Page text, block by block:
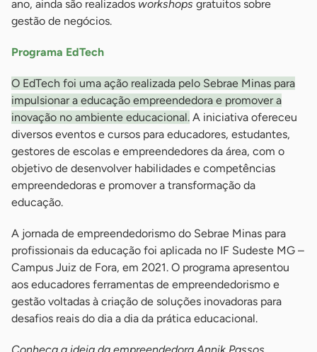
ano, ainda são realizados workshops gratuitos sobre
gestão de negócios.
Programa EdTech
O EdTech foi uma ação realizada pelo Sebrae Minas para
impulsionar a educação empreendedora e promover a
inovação no ambiente educacional. A iniciativa ofereceu
diversos eventos e cursos para educadores, estudantes,
gestores de escolas e empreendedores da área, com o
objetivo de desenvolver habilidades e competências
empreendedoras e promover a transformação da
educação.
A jornada de empreendedorismo do Sebrae Minas para
profissionais da educação foi aplicada no IF Sudeste MG –
Campus Juiz de Fora, em 2021. O programa apresentou
aos educadores ferramentas de empreendedorismo e
gestão voltadas à criação de soluções inovadoras para
desafios reais do dia a dia da prática educacional.